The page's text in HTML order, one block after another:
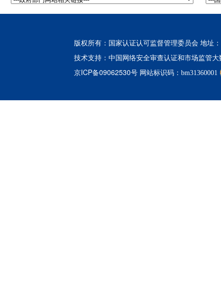
版权所有：国家认证认可监督管理委员会 地址
技术支持： 中国网络安全审查认证和市场监管
京ICP备09062530号 网站标识码：bm31360001